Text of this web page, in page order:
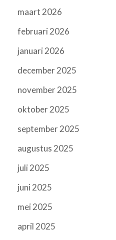
maart 2026
februari 2026
januari 2026
december 2025
november 2025
oktober 2025
september 2025
augustus 2025
juli 2025
juni 2025
mei 2025
april 2025